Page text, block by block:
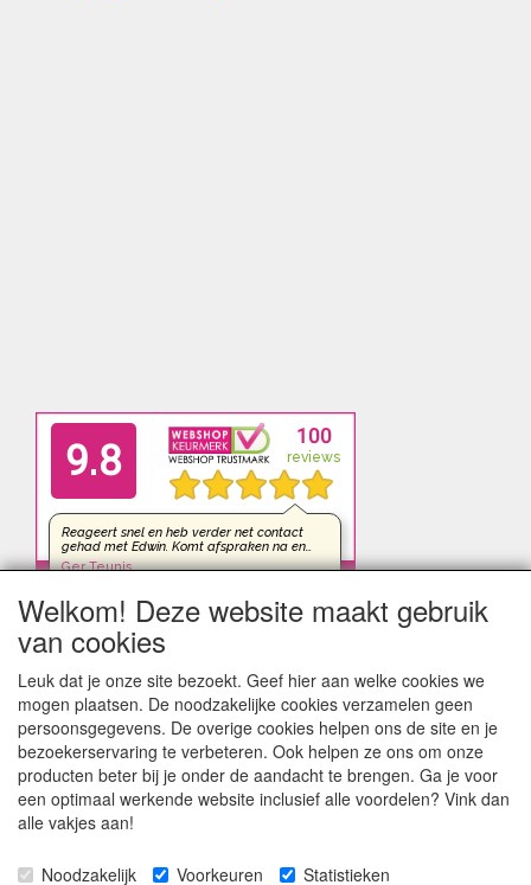
Welkom! Deze website maakt gebruik
van cookies
Leuk dat je onze site bezoekt. Geef hier aan welke cookies we
mogen plaatsen. De noodzakelijke cookies verzamelen geen
persoonsgegevens. De overige cookies helpen ons de site en je
bezoekerservaring te verbeteren. Ook helpen ze ons om onze
producten beter bij je onder de aandacht te brengen. Ga je voor
een optimaal werkende website inclusief alle voordelen? Vink dan
alle vakjes aan!
Noodzakelijk Voorkeuren Statistieken